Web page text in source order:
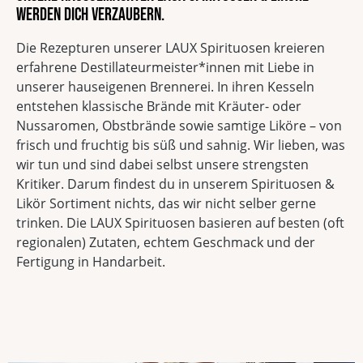
werden dich verzaubern.
Die Rezepturen unserer LAUX Spirituosen kreieren
erfahrene Destillateurmeister*innen mit Liebe in
unserer hauseigenen Brennerei. In ihren Kesseln
entstehen klassische Brände mit Kräuter- oder
Nussaromen, Obstbrände sowie samtige Liköre – von
frisch und fruchtig bis süß und sahnig. Wir lieben, was
wir tun und sind dabei selbst unsere strengsten
Kritiker. Darum findest du in unserem Spirituosen &
Likör Sortiment nichts, das wir nicht selber gerne
trinken. Die LAUX Spirituosen basieren auf besten (oft
regionalen) Zutaten, echtem Geschmack und der
Fertigung in Handarbeit.